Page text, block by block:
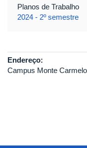
Planos de Trabalho
2024 - 2º semestre
Endereço:
Campus Monte